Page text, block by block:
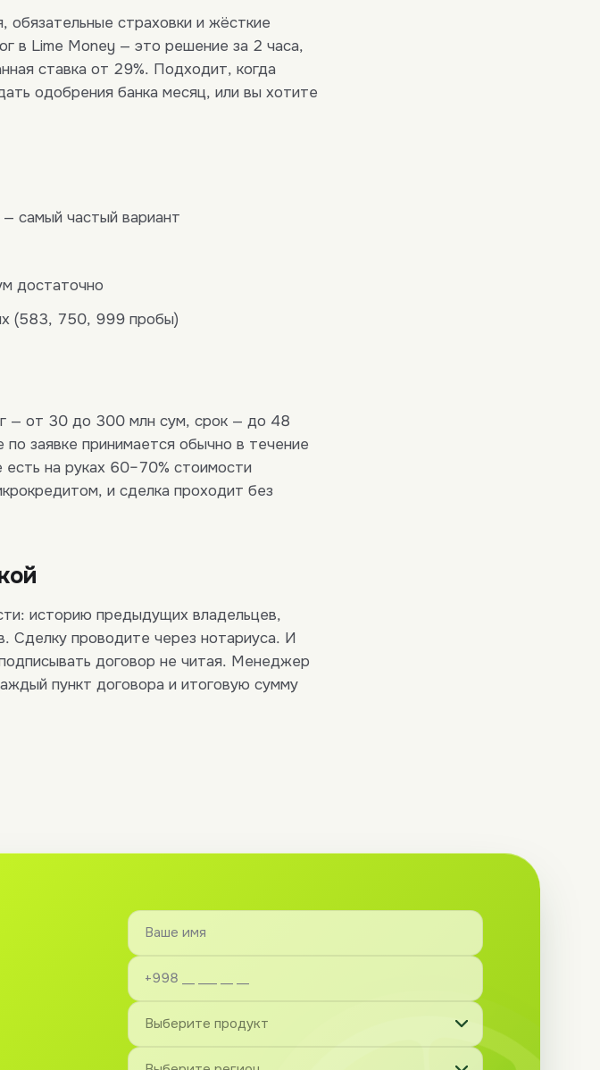
страховки и жёсткие
в Lime Money — это решение за 2 часа,
ставка от 29%. Подходит, когда
одобрения банка месяц, или вы хотите
самый частый вариант
достаточно
(583, 750, 999 пробы)
— от 30 до 300 млн сум, срок — до 48
заявке принимается обычно в течение
есть на руках 60–70% стоимости
и сделка проходит без
историю предыдущих владельцев,
Сделку проводите через нотариуса. И
договор не читая. Менеджер
пункт договора и итоговую сумму